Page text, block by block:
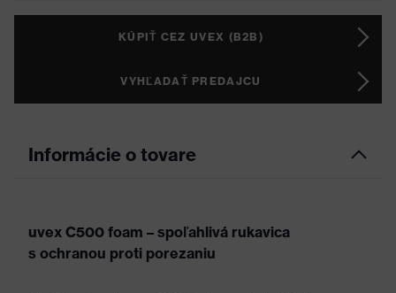
KÚPIŤ CEZ UVEX (B2B)
VYHĽADAŤ PREDAJCU
Informácie o tovare
uvex C500 foam – spoľahlivá rukavica
s ochranou proti porezaniu